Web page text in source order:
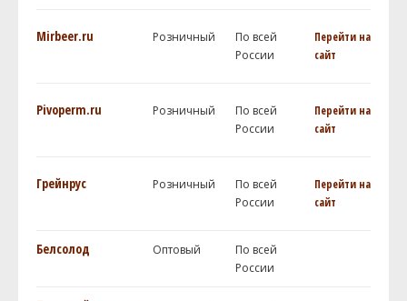
Mirbeer.ru Розничный
По всей
России
Перейти на
сайт
Pivoperm.ru Розничный
По всей
России
Перейти на
сайт
Грейнрус Розничный
По всей
России
Перейти на
сайт
Белсолод Оптовый
По всей
России